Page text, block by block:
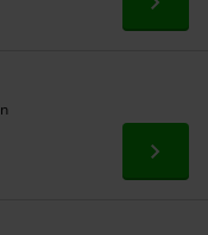
Ga
Ga